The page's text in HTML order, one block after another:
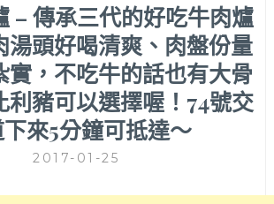
– 傳承三代的好吃牛肉爐
湯頭好喝清爽、肉盤份量
實，不吃牛的話也有大骨
利豬可以選擇喔！74號交
來5分鐘可抵達～
2017-01-25